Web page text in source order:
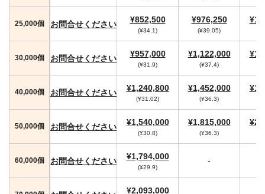
25,000個 お問合せください ¥852,500
(¥34.1)
¥976,250
(¥39.05)
30,000個 お問合せください ¥957,000
(¥31.9)
¥1,122,000
(¥37.4)
40,000個 お問合せください ¥1,240,800
(¥31.02)
¥1,452,000
(¥36.3)
50,000個 お問合せください ¥1,540,000
(¥30.8)
¥1,815,000
(¥36.3)
60,000個 お問合せください ¥1,794,000
(¥29.9)
-
¥2,093,000